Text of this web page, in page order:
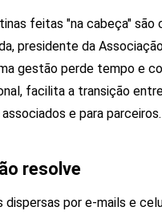
feitas "na cabeça"
presidente da
gestão perde tempo e
facilita a transição
e para parceiros.
resolve
dispersas por e-mails e